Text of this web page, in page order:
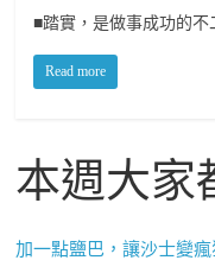
■踏實，是做事成功的
Read more
本週大家
加一點鹽巴，讓沙士變